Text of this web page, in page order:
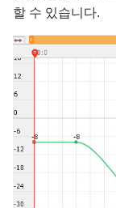
할 수 있습니다.